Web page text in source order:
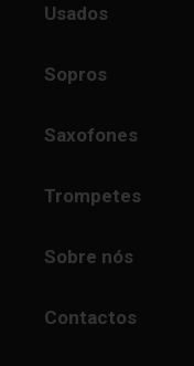
Usados
Sopros
Saxofones
Trompetes
Sobre nós
Contactos